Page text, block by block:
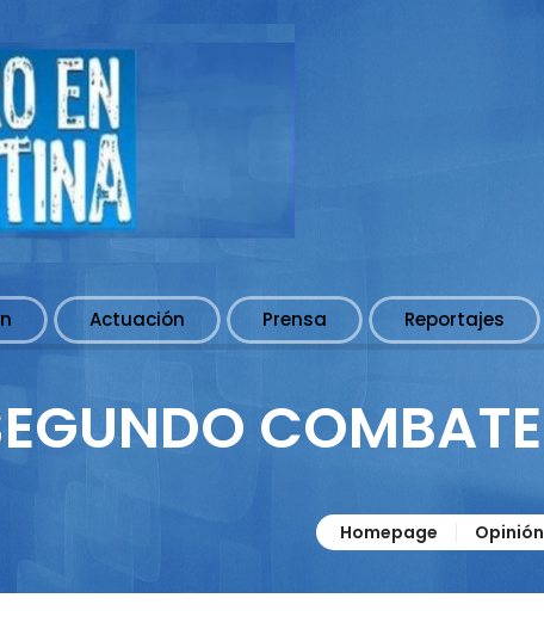
Actuación Prensa Reportajes
COMBATE
Homepage Opinión